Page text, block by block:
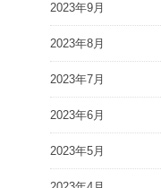
2023年9月
2023年8月
2023年7月
2023年6月
2023年5月